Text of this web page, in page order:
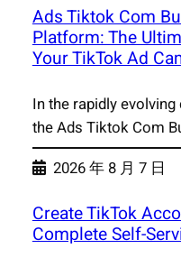
Ads Tiktok Com
Platform: The
Your TikTok Ad
In the rapidly
the Ads Tiktok Com
2026 年 8 月 7 日
Create TikTok
Complete Self-